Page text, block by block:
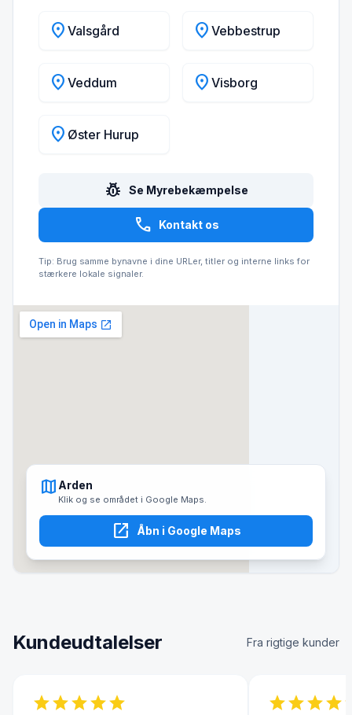
location_on Valsgård location_on Vebbestrup
location_on Veddum location_on Visborg
location_on Øster Hurup
pest_control Se Myrebekæmpelse
call Kontakt os
Tip: Brug samme bynavne i dine URLer, titler og interne links for
stærkere lokale signaler.
map Arden
Klik og se området i Google Maps.
open_in_new Åbn i Google Maps
Kundeudtalelser Fra rigtige kunder
starstarstarstarstar starstarstarstar